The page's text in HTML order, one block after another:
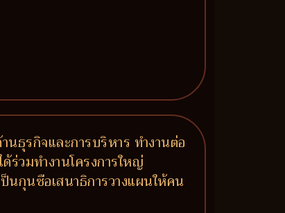
นธุรกิจและการบริหาร ทำงานต่อ
ร่วมทำงานโครงการใหญ่
นกุนซือเสนาธิการวางแผนให้คน